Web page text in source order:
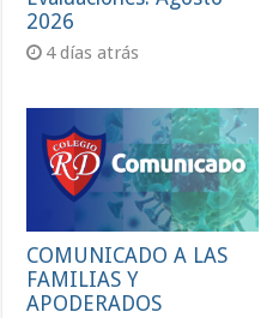
2026
4 días atrás
COMUNICADO A LAS
FAMILIAS Y
APODERADOS